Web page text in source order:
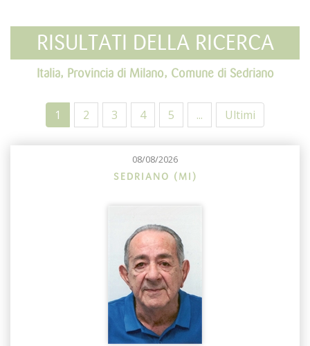
RISULTATI DELLA RICERCA
Italia, Provincia di Milano, Comune di Sedriano
1 2 3 4 5 ... Ultimi
08/08/2026
SEDRIANO (MI)